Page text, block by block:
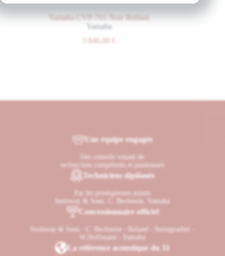
Yamaha CVP-701 Noir Brillant
Yamaha
3 846,00
€
Une équipe engagée
Des conseils venant de
techniciens compétents et passionnés
Techniciens diplômés
Par les prestigieuses usines
Steinway & Sons, C. Bechstein, Yamaha
Concessionnaire officiel
Steinway & Sons - C. Bechstein - Roland - Steingraeber -
W.Hoffmann - Yamaha
La référence acoustique du 31